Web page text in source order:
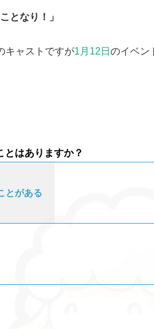
となり！」
キャストですが1月12日 のイベン
とはありますか？
とがある